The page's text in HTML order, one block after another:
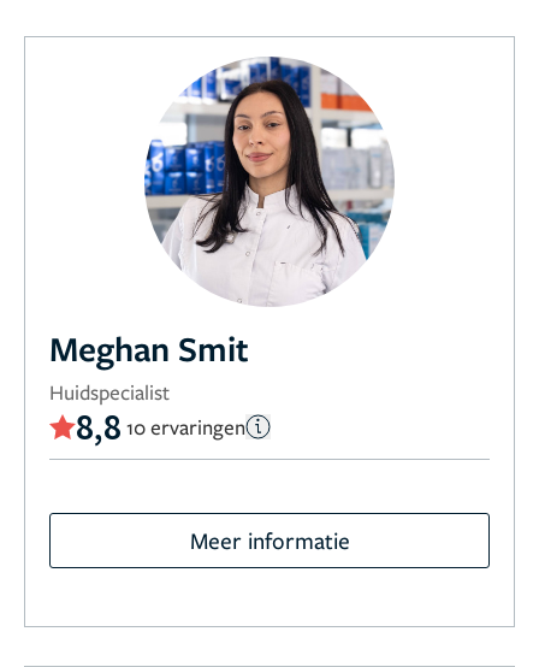
Meghan Smit
Huidspecialist
8,8 10 ervaringen
Meer informatie